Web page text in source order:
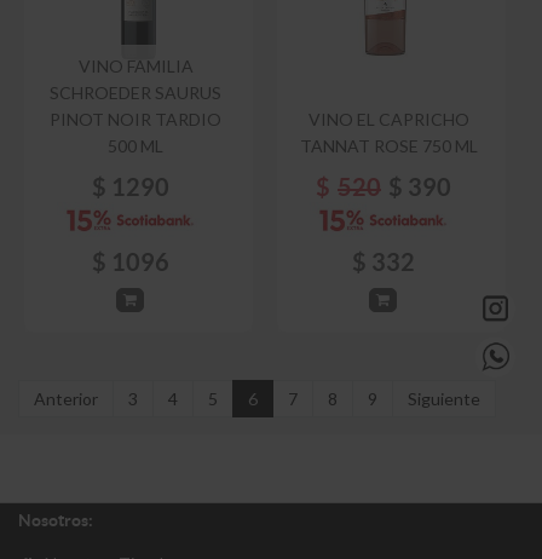
VINO FAMILIA
SCHROEDER SAURUS
PINOT NOIR TARDIO
500 ML
$ 1290
$ 1096
VINO EL CAPRICHO
TANNAT ROSE 750 ML
$ 520 $ 390
$ 332
Anterior 3 4 5 6 7 8 9 Siguiente
Nosotros: